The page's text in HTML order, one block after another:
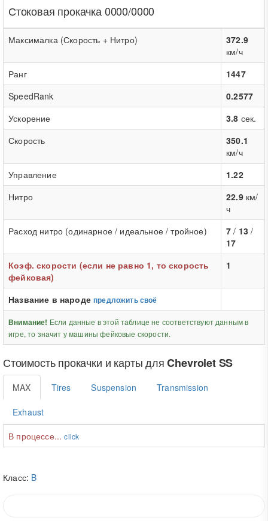
Стоковая прокачка 0000/0000
Максималка (Скорость + Нитро)
372.9
км/ч
Ранг
1447
SpeedRank
0.2577
Ускорение
3.8 сек.
Скорость
350.1
км/ч
Управление
1.22
Нитро
22.9км/
ч
Расход нитро (одинарное / идеальное / тройное)
7 / 13 /
17
Коэф. скорости (если не равно 1, то скорость
фейковая)
1
Название в народепредложить своё
Внимание! Если данные в этой таблице не соответствуют данным в
игре, то значит у машины фейковые скорости.
Стоимость прокачки и карты дляChevrolet SS
MAX Tires Suspension Transmission
Exhaust
В процессе...click
Класс: B